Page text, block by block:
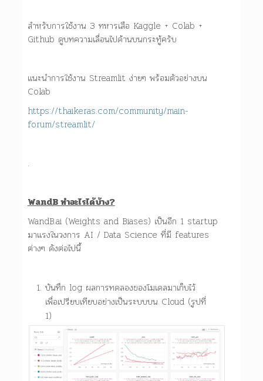
สำหรับการใช้งาน 3 ทหารเสือ Kaggle + Colab +
Github ดูบทความเลื่อนไปด้านบนกระทู้ครับ
แนะนำการใช้งาน Streamlit ง่ายๆ พร้อมตัวอย่างบน
Colab
https://thaikeras.com/community/main-
forum/streamlit/
.
WandB ทำอะไรได้บ้าง?
WandB.ai (Weights and Biases) เป็นอีก 1 startup
มาแรงในวงการ AI / Data Science ที่มี features
ต่างๆ ดังต่อไปนี้
บันทึก log ผลการทดลองของโมเดลมาเก็บไว้
เพื่อเปรียบเทียบอย่างเป็นระบบบน Cloud (รูปที่
1)